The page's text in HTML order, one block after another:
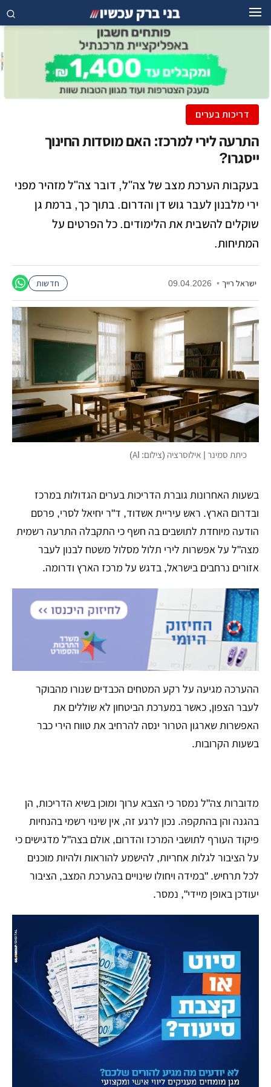
דריכות בערים
התרעה לירי למרכז: האם מוסדות החינוך
ייסגרו?
בעקבות הערכת מצב של צה"ל, דובר צה"ל מזהיר מפני
ירי מלבנון לעבר גוש דן והדרום. בתוך כך, ברמת גן
שוקלים להשבית את הלימודים. כל הפרטים על
המתיחות.
ישראל רייך •
09.04.2026 חדשות
כיתת סמינר | אילוסרציה (צילום: AI)
בשעות האחרונות גוברת הדריכות בערים הגדולות במרכז
ובדרום הארץ. ראש עיריית אשדוד, ד"ר יחיאל לסרי, פרסם
הודעה מיוחדת לתושבים בה חשף כי התקבלה התרעה רשמית
מצה"ל על אפשרות לירי תלול מסלול משטח לבנון לעבר
אזורים נרחבים בישראל, בדגש על מרכז הארץ ודרומה.
​ההערכה מגיעה על רקע המטחים הכבדים שנורו מהבוקר
לעבר הצפון, כאשר במערכת הביטחון לא שוללים את
האפשרות שארגון הטרור ינסה להרחיב את טווח הירי כבר
בשעות הקרובות.
​מדוברות צה"ל נמסר כי הצבא ערוך ומוכן בשיא הדריכות, הן
בהגנה והן בהתקפה. נכון לרגע זה, אין שינוי רשמי בהנחיות
פיקוד העורף לתושבי המרכז והדרום, אולם בצה"ל מדגישים כי
על הציבור לגלות אחריות, להישמע להוראות ולהיות מוכנים
לכל תרחיש. "במידה ויחולו שינויים בהערכת המצב, הציבור
יעודכן באופן מיידי", נמסר.